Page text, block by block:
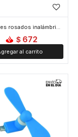
Auriculares rosados inalámbricos - Rosa
$ 672